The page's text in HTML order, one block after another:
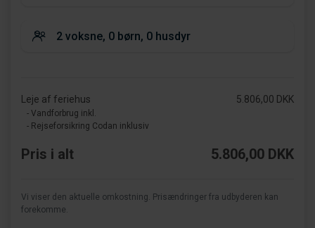
Leje af feriehus
- Vandforbrug inkl.
- Rejseforsikring Codan inklusiv
5.806,00 DKK
Pris i alt 5.806,00 DKK
Vi viser den aktuelle omkostning. Prisændringer fra udbyderen kan
forekomme.